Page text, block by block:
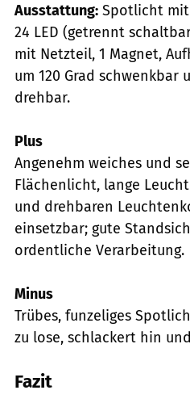
Ausstattung: Spotlicht mit
24 LED (getrennt
mit Netzteil, 1 Magnet,
um 120 Grad schwenkbar
drehbar.
Plus
Angenehm weiches und
Flächenlicht, lange
und drehbaren
einsetzbar; gute
ordentliche Verarbeitung.
Minus
Trübes, funzeliges
zu lose, schlackert hin
Fazit